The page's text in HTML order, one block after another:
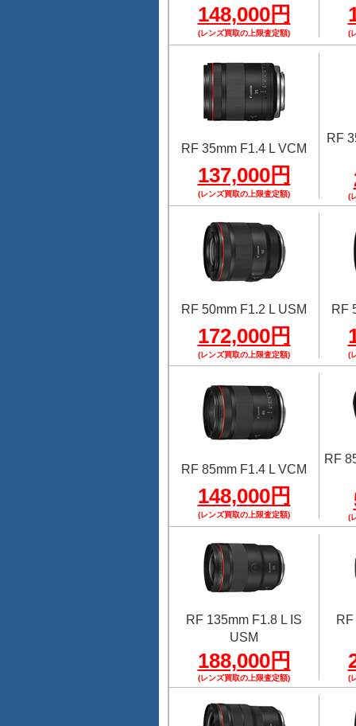
148,000円
(レンズ買取の上限査定額) (
RF 35mm F1.4 L VCM
137,000円
(レンズ買取の上限査定額)
RF
(
RF 50mm F1.2 L USM
172,000円
(レンズ買取の上限査定額)
RF
(
RF 85mm F1.4 L VCM
148,000円
(レンズ買取の上限査定額)
RF
(
RF 135mm F1.8 L IS
USM
188,000円
(レンズ買取の上限査定額) (